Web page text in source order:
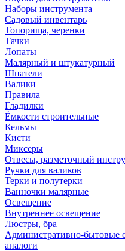
Наборы инструмента
Садовый инвентарь
Топорища, черенки
Тачки
Лопаты
Малярный и штукатурный
Шпатели
Валики
Правила
Гладилки
Ёмкости строительные
Кельмы
Кисти
Миксеры
Отвесы, разметочный
Ручки для валиков
Терки и полутерки
Ванночки малярные
Освещение
Внутреннее освещение
Люстры, бра
Административно-бытовые
аналоги